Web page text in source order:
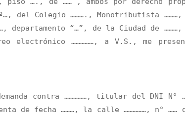
del Colegio ………., Monotributista ………,
“…”, de la Ciudad de ………,
electrónico ……………, a V.S., me
contra ……………, titular del DNI N°
de fecha ………, la calle ……………, n° ……